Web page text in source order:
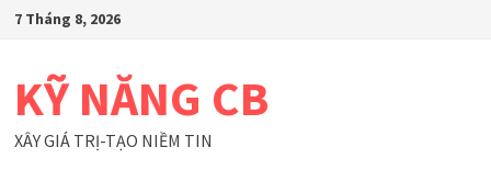
Skip
content
7 Tháng 8, 2026
KỸ NĂNG CB
XÂY GIÁ TRỊ-TẠO NIỀM TIN